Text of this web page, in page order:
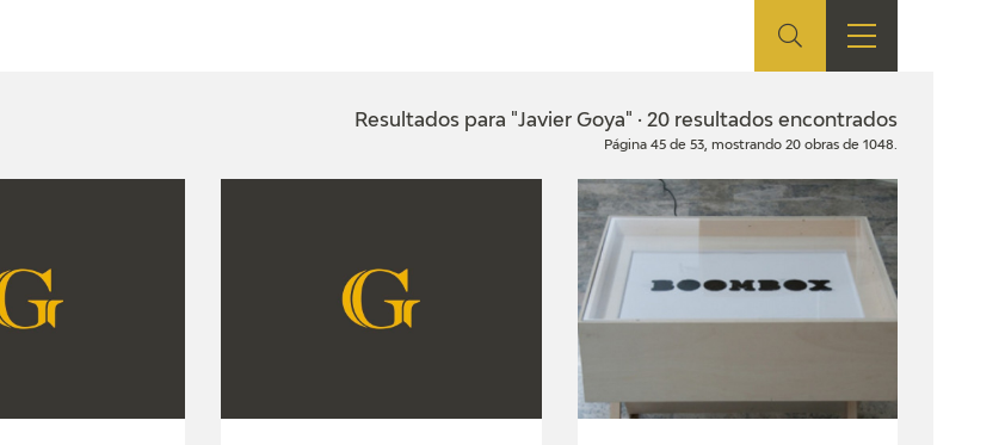
EDICIONES TIENDA EDUCA
RECURSOS
FICHAS ARASAAC
Resultados para "Javier Goya" · 20 resultados encontrados
Página 45 de 53, mostrando 20 obras de 1048.